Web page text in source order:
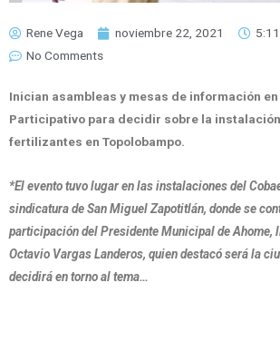
Rene Vega noviembre 22, 2021
No Comments
Inician asambleas y mesas de información
Participativo para decidir sobre la
fertilizantes en Topolobampo.
*El evento tuvo lugar en las instalaciones del
sindicatura de San Miguel Zapotitlán, donde se
participación del Presidente Municipal de Ahome,
Octavio Vargas Landeros, quien destacó será la
decidirá en torno al tema…